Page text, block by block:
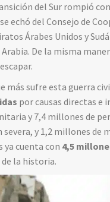
del Sur rompió
echó del Consejo de
Árabes Unidos y
De la misma
más sufre esta guerra
por causas directas e
y 7,4 millones de
y 1,2 millones de
ya cuenta con 4,5
la historia.